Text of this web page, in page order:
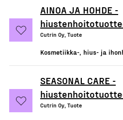
AINOA JA HOHDE -
Cutrin Oy, Tuote
Kosmetiikka-, hius- ja
SEASONAL CARE -
Cutrin Oy, Tuote